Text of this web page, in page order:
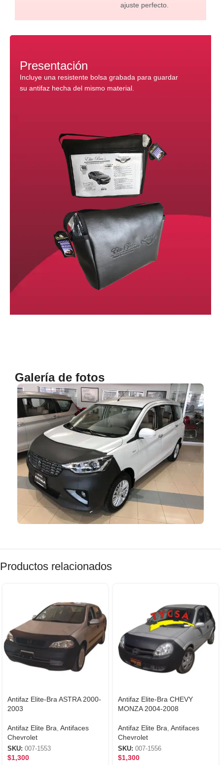
ajuste perfecto.
Presentación
Incluye una resistente bolsa grabada para guardar
su antifaz hecha del mismo material.
Galería de fotos
Productos relacionados
Antifaz Elite-Bra ASTRA 2000-
2003
Antifaz Elite Bra Antifaces
Chevrolet
SKU: 007-1553
$1,300
Antifaz Elite-Bra CHEVY
MONZA 2004-2008
Antifaz Elite Bra Antifaces
Chevrolet
SKU: 007-1556
$1,300